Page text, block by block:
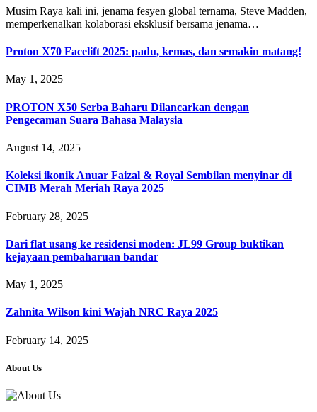
Musim Raya kali ini, jenama fesyen global ternama, Steve Madden,
memperkenalkan kolaborasi eksklusif bersama jenama…
Proton X70 Facelift 2025: padu, kemas, dan semakin matang!
May 1, 2025
PROTON X50 Serba Baharu Dilancarkan dengan
Pengecaman Suara Bahasa Malaysia
August 14, 2025
Koleksi ikonik Anuar Faizal & Royal Sembilan menyinar di
CIMB Merah Meriah Raya 2025
February 28, 2025
Dari flat usang ke residensi moden: JL99 Group buktikan
kejayaan pembaharuan bandar
May 1, 2025
Zahnita Wilson kini Wajah NRC Raya 2025
February 14, 2025
About Us